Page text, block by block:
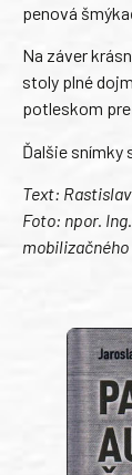
penová
Na záver
stoly plné
potleskom
Ďalšie snímky
Text:
Foto: npor.
mobilizačného